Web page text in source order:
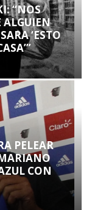
“NOS
ALGUIEN
‘ESTO
PELEAR
CON